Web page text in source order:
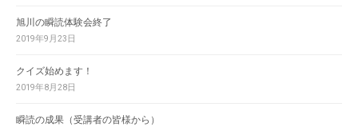
旭川の瞬読体験会終了
2019年9月23日
クイズ始めます！
2019年8月28日
瞬読の成果（受講者の皆様から）